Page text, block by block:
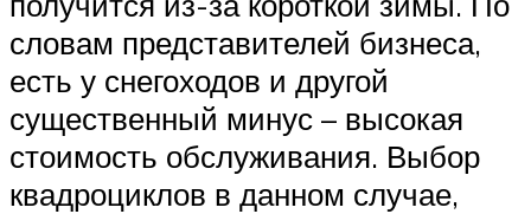
словам представителей бизнеса,
есть у снегоходов и другой
существенный минус – высокая
стоимость обслуживания. Выбор
квадроциклов в данном случае,